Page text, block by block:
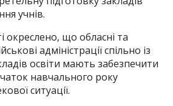
учнів.
окреслено, що обласні та
адміністрації спільно із
освіти мають забезпечити
навчального року
ситуації.